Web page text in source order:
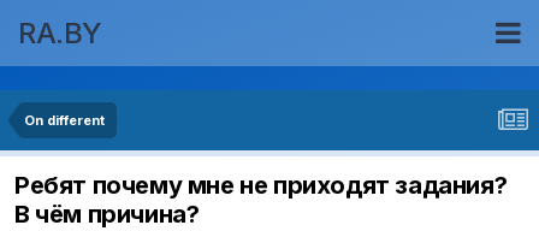
RA.BY
On different
Ребят почему мне не приходят задания?
В чём причина?